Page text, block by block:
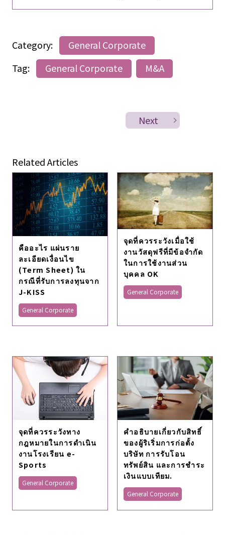
Category:
General Corporate
Tag:
General Corporate M&A
Next
Related Articles
คืออะไร แผ่นราย
ละเอียดเงื่อนไข
(Term Sheet) ใน
กรณีที่รับการลงทุนจาก
J-KISS
General Corporate
จุดที่ควรระวังเมื่อใช้
งานวัสดุฟรีที่มีข้อจำกัด
ในการใช้งานส่วน
บุคคล OK
General Corporate
จุดที่ควรระวังทาง
กฎหมายในการดำเนิน
งานโรงเรียน e-
Sports
General Corporate
คําอธิบายเกี่ยวกับสิทธิ์
ของผู้ริเริ่มการก่อตั้ง
บริษัท การรับโอน
ทรัพย์สิน และการชําระ
เงินแบบเทียม.
General Corporate